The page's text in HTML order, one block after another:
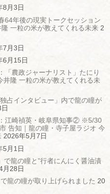
8月3日
64年後の現実トークセッション
一粒の米が教えてくれる未来 2
7月3日
6月15日
「農政ジャーナリスト」たにり
井隆 一粒の米が教えてくれる未
占インタビュー」内で龍の瞳が
江崎禎英・岐阜県知事② ※5/30
告知｜龍の瞳・寺子屋ラジオ 今
2026年5月7日
5月1日
龍の瞳と”行者にんにく醤油漬
月28日
龍の瞳が取り上げられました 20